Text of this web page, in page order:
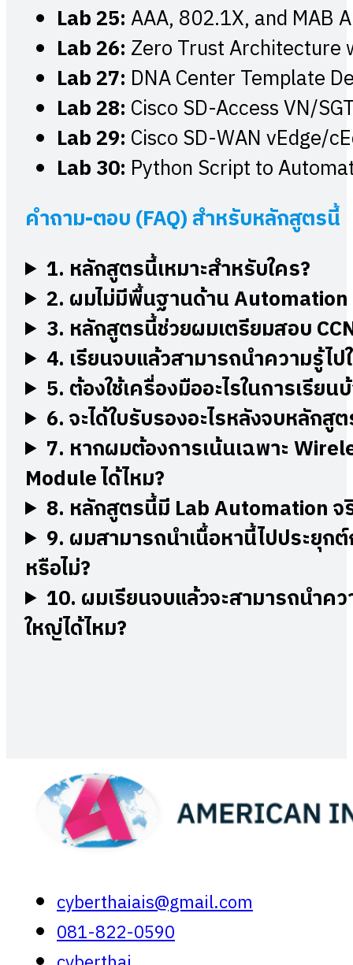
Lab 25:AAA, 802.1X, and MAB
Lab 26: Zero Trust Architecture
Lab 27: DNA Center Template
Lab 28: Cisco SD-Access VN/
Lab 29: Cisco SD-WAN vEdge/
Lab 30: Python Script to
คำถาม-ตอบ (FAQ) สำหรับหลักสูตรนี้
1. หลักสูตรนี้เหมาะสำหรับใคร?
2. ผมไม่มีพื้นฐานด้าน Automation
3. หลักสูตรนี้ช่วยผมเตรียมสอบ
4. เรียนจบแล้วสามารถนำความรู้ไป
5. ต้องใช้เครื่องมืออะไรในการเรียน
6. จะได้ใบรับรองอะไรหลังจบหลักสู
7. หากผมต้องการเน้นเฉพาะ
Module ได้ไหม?
8. หลักสูตรนี้มี Lab Automation จ
9. ผมสามารถนำเนื้อหานี้ไปประยุก
หรือไม่?
10. ผมเรียนจบแล้วจะสามารถนำค
ใหญ่ได้ไหม?
cyberthaiais@gmail.com
081-822-0590